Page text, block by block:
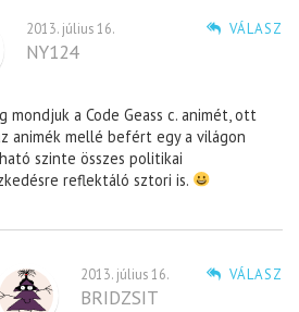
VÁLASZ
2013. július 16.
NY124
mondjuk a Code Geass c. animét, ott
animék mellé befért egy a világon
szinte összes politikai
reflektáló sztori is.
VÁLASZ
2013. július 16.
BRIDZSIT